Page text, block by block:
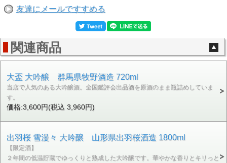
友達にメールですすめる
関連商品
大盃 大吟醸 群馬県牧野酒造 720ml
当店で人気のある大吟醸酒。全国鑑評会出品酒を原酒のまま瓶詰めしていま
す。
価格:3,600円(税込 3,960円)
出羽桜 雪漫々 大吟醸 山形県出羽桜酒造 1800ml
【限定酒】
２年間の低温貯蔵でゆっくりと熟成した大吟醸です。華やかな香りとキリっと